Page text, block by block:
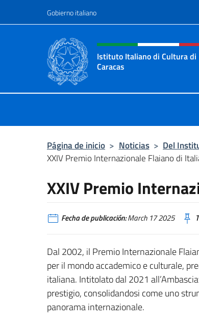
Gobierno italiano
Encabezado del sitio
Istituto Italiano di Cultura di
Caracas
Página de inicio > Noticias > Del
XXIV Premio Internazionale Flaiano di
XXIV Premio
Fecha de publicación:March 17 2025
Dal 2002, il Premio Internazionale
per il mondo accademico e culturale,
italiana. Intitolato dal 2021
prestigio, consolidandosi come uno
panorama internazionale.